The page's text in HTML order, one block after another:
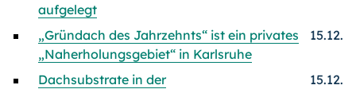
aufgelegt
„Gründach des Jahrzehnts“ ist ein privates
„Naherholungsgebiet“ in Karlsruhe
15.12.
Dachsubstrate in der
15.12.